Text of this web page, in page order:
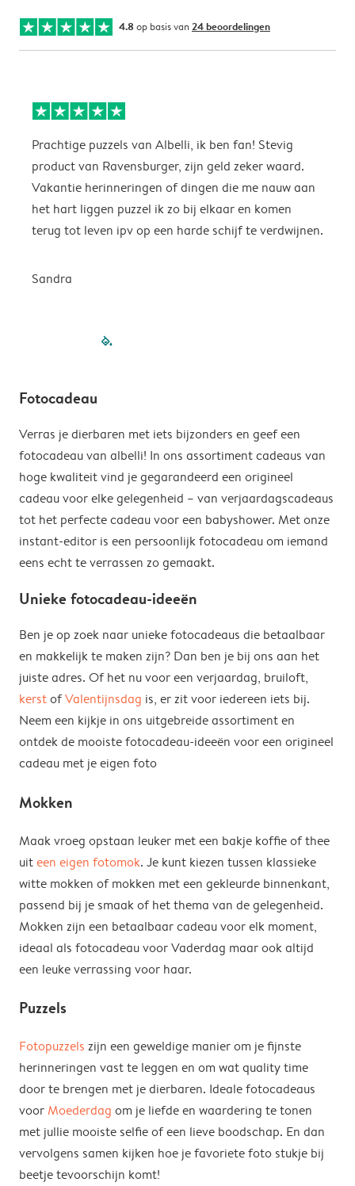
4.8 op basis van 24 beoordelingen
Prachtige puzzels van Albelli, ik ben fan! Stevig
product van Ravensburger, zijn geld zeker waard.
Vakantie herinneringen of dingen die me nauw aan
het hart liggen puzzel ik zo bij elkaar en komen
terug tot leven ipv op een harde schijf te verdwijnen.
Sandra
filled-pagination
Fotocadeau
Verras je dierbaren met iets bijzonders en geef een
fotocadeau van albelli! In ons assortiment cadeaus van
hoge kwaliteit vind je gegarandeerd een origineel
cadeau voor elke gelegenheid – van verjaardagscadeaus
tot het perfecte cadeau voor een babyshower. Met onze
instant-editor is een persoonlijk fotocadeau om iemand
eens echt te verrassen zo gemaakt.
Unieke fotocadeau-ideeën
Ben je op zoek naar unieke fotocadeaus die betaalbaar
en makkelijk te maken zijn? Dan ben je bij ons aan het
juiste adres. Of het nu voor een verjaardag, bruiloft,
kerstofValentijnsdag is, er zit voor iedereen iets bij.
Neem een kijkje in ons uitgebreide assortiment en
ontdek de mooiste fotocadeau-ideeën voor een origineel
cadeau met je eigen foto
Mokken
Maak vroeg opstaan leuker met een bakje koffie of thee
uiteen eigen fotomok. Je kunt kiezen tussen klassieke
witte mokken of mokken met een gekleurde binnenkant,
passend bij je smaak of het thema van de gelegenheid.
Mokken zijn een betaalbaar cadeau voor elk moment,
ideaal als fotocadeau voor Vaderdag maar ook altijd
een leuke verrassing voor haar.
Puzzels
Fotopuzzels zijn een geweldige manier om je fijnste
herinneringen vast te leggen en om wat quality time
door te brengen met je dierbaren. Ideale fotocadeaus
voor Moederdag om je liefde en waardering te tonen
met jullie mooiste selfie of een lieve boodschap. En dan
vervolgens samen kijken hoe je favoriete foto stukje bij
beetje tevoorschijn komt!